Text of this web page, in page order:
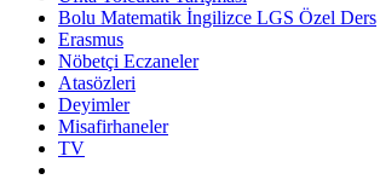
Bolu Matematik İngilizce LGS Özel Ders
Erasmus
Nöbetçi Eczaneler
Atasözleri
Deyimler
Misafirhaneler
TV